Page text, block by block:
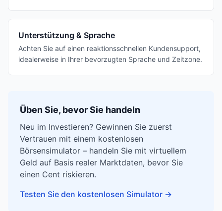
Unterstützung & Sprache
Achten Sie auf einen reaktionsschnellen Kundensupport,
idealerweise in Ihrer bevorzugten Sprache und Zeitzone.
Üben Sie, bevor Sie handeln
Neu im Investieren? Gewinnen Sie zuerst
Vertrauen mit einem kostenlosen
Börsensimulator – handeln Sie mit virtuellem
Geld auf Basis realer Marktdaten, bevor Sie
einen Cent riskieren.
Testen Sie den kostenlosen Simulator →